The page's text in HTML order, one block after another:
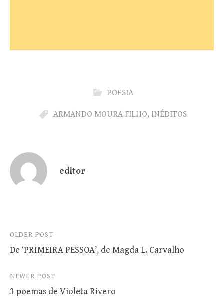
POESIA
ARMANDO MOURA FILHO, INÉDITOS
editor
Post
navigation
OLDER POST
De ‘PRIMEIRA PESSOA’, de Magda L. Carvalho
NEWER POST
3 poemas de Violeta Rivero